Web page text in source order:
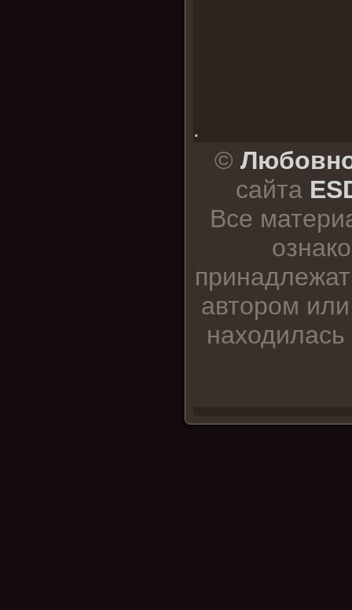
.
©
сайта
Все
автором